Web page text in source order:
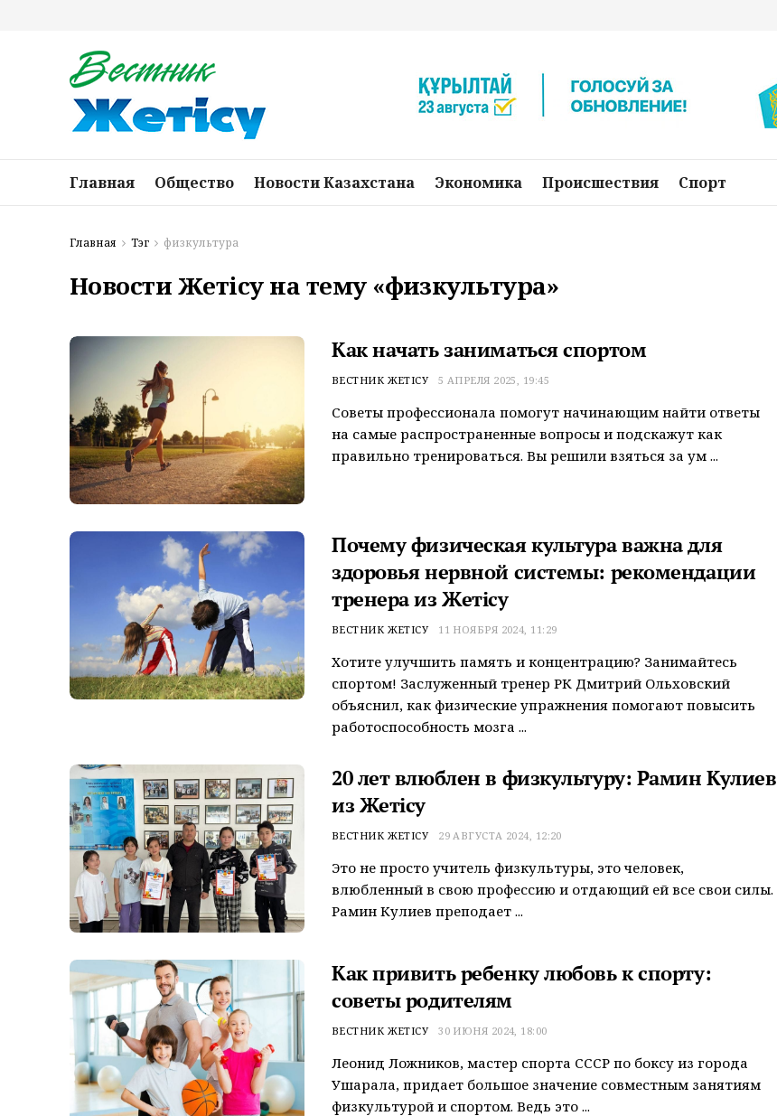
Главная Общество Новости Казахстана Экономика Происшествия Спорт
Главная Тэг физкультура
Новости Жетісу на тему «физкультура»
Как начать заниматься спортом
ВЕСТНИК ЖЕТІСУ 5 АПРЕЛЯ 2025, 19:45
Советы профессионала помогут начинающим найти ответы
на самые распространенные вопросы и подскажут как
правильно тренироваться. Вы решили взяться за ум ...
Почему физическая культура важна для
здоровья нервной системы: рекомендации
тренера из Жетісу
ВЕСТНИК ЖЕТІСУ 11 НОЯБРЯ 2024, 11:29
Хотите улучшить память и концентрацию? Занимайтесь
спортом! Заслуженный тренер РК Дмитрий Ольховский
объяснил, как физические упражнения помогают повысить
работоспособность мозга ...
20 лет влюблен в физкультуру: Рамин Кулиев
из Жетісу
ВЕСТНИК ЖЕТІСУ 29 АВГУСТА 2024, 12:20
Это не просто учитель физкультуры, это человек,
влюбленный в свою профессию и отдающий ей все свои силы.
Рамин Кулиев преподает ...
Как привить ребенку любовь к спорту:
советы родителям
ВЕСТНИК ЖЕТІСУ 30 ИЮНЯ 2024, 18:00
Леонид Ложников, мастер спорта СССР по боксу из города
Ушарала, придает большое значение совместным занятиям
физкультурой и спортом. Ведь это ...